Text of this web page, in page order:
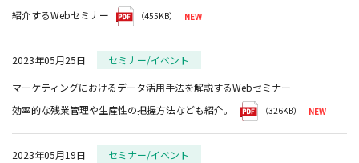
紹介するWebセミナー
（455KB）
2023年05月25日
セミナー/イベント
マーケティングにおけるデータ活用手法を解説するWebセミナー
効率的な残業管理や生産性の把握方法なども紹介。
（326KB）
2023年05月19日
セミナー/イベント